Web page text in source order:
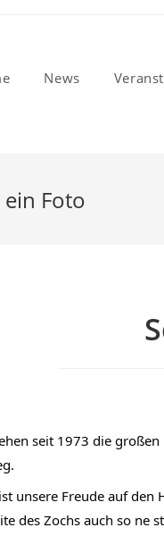
News
Foto
seit 1973 die
unsere Freude auf
des Zochs auch so ne